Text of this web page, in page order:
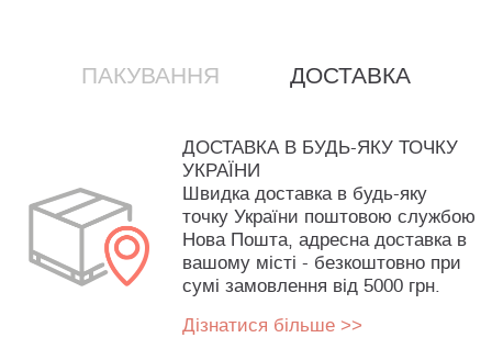
ПАКУВАННЯ ДОСТАВКА
ДОСТАВКА В БУДЬ-ЯКУ ТОЧКУ
УКРАЇНИ
Швидка доставка в будь-яку
точку України поштовою службою
Нова Пошта, адресна доставка в
вашому місті - безкоштовно при
сумі замовлення від 5000 грн.
Дізнатися більше >>